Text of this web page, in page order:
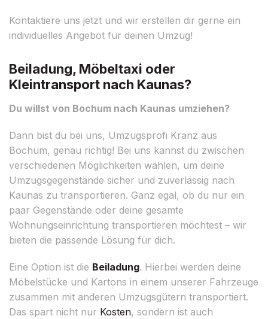
Kontaktiere uns jetzt und wir erstellen dir gerne ein
individuelles Angebot für deinen Umzug!
Beiladung, Möbeltaxi oder
Kleintransport nach Kaunas?
Du willst von Bochum nach Kaunas umziehen?
Dann bist du bei uns, Umzugsprofi Kranz aus
Bochum, genau richtig! Bei uns kannst du zwischen
verschiedenen Möglichkeiten wählen, um deine
Umzugsgegenstände sicher und zuverlässig nach
Kaunas zu transportieren. Ganz egal, ob du nur ein
paar Gegenstände oder deine gesamte
Wohnungseinrichtung transportieren möchtest – wir
bieten die passende Lösung für dich.
Eine Option ist die Beiladung. Hierbei werden deine
Möbelstücke und Kartons in einem unserer Fahrzeuge
zusammen mit anderen Umzugsgütern transportiert.
Das spart nicht nur Kosten, sondern ist auch